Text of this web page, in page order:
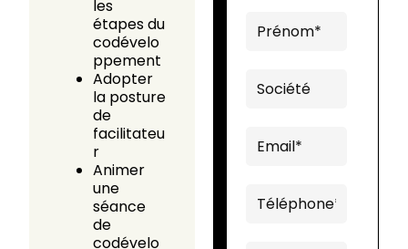
les
étapes du
codévelo
ppement
Adopter
la posture
de
facilitateu
r
Animer
une
séance
de
codévelo